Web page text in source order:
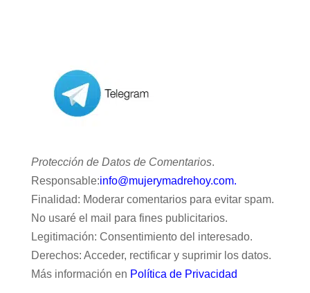
Protección de Datos de Comentarios.
Responsable:info@mujerymadrehoy.com.
Finalidad: Moderar comentarios para evitar spam.
No usaré el mail para fines publicitarios.
Legitimación: Consentimiento del interesado.
Derechos: Acceder, rectificar y suprimir los datos.
Más información en Política de Privacidad